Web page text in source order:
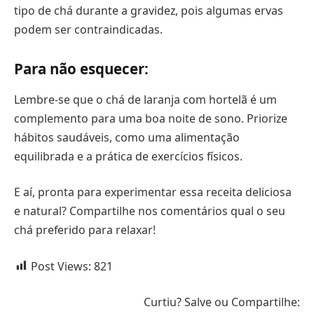
tipo de chá durante a gravidez, pois algumas ervas
podem ser contraindicadas.
Para não esquecer:
Lembre-se que o chá de laranja com hortelã é um
complemento para uma boa noite de sono. Priorize
hábitos saudáveis, como uma alimentação
equilibrada e a prática de exercícios físicos.
E aí, pronta para experimentar essa receita deliciosa
e natural? Compartilhe nos comentários qual o seu
chá preferido para relaxar!
Post Views: 821
Curtiu? Salve ou Compartilhe: